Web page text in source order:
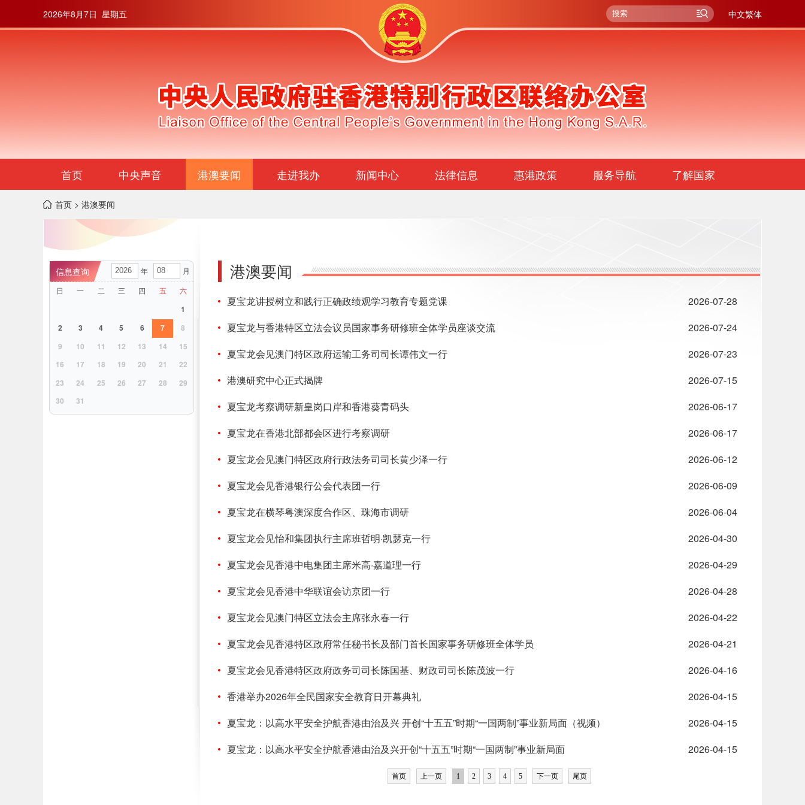
2026年8月7日 星期五 中文繁体
首页 中央声音 港澳要闻 走进我办 新闻中心 法律信息 惠港政策 服务导航 了解国家
首页 > 港澳要闻
年
月
日
一 二 三 四 五 六
1
2
3 4 5 6 7
8
9
10 11 12 13 14
15
16
17 18 19 20 21
22
23
24 25 26 27 28
29
30
31
港澳要闻
夏宝龙讲授树立和践行正确政绩观学习教育专题党课
2026-07-28
夏宝龙与香港特区立法会议员国家事务研修班全体学员座谈交流
2026-07-24
夏宝龙会见澳门特区政府运输工务司司长谭伟文一行
2026-07-23
港澳研究中心正式揭牌
2026-07-15
夏宝龙考察调研新皇岗口岸和香港葵青码头
2026-06-17
夏宝龙在香港北部都会区进行考察调研
2026-06-17
夏宝龙会见澳门特区政府行政法务司司长黄少泽一行
2026-06-12
夏宝龙会见香港银行公会代表团一行
2026-06-09
夏宝龙在横琴粤澳深度合作区、珠海市调研
2026-06-04
夏宝龙会见怡和集团执行主席班哲明·凯瑟克一行
2026-04-30
夏宝龙会见香港中电集团主席米高·嘉道理一行
2026-04-29
夏宝龙会见香港中华联谊会访京团一行
2026-04-28
夏宝龙会见澳门特区立法会主席张永春一行
2026-04-22
夏宝龙会见香港特区政府常任秘书长及部门首长国家事务研修班全体学员
2026-04-21
夏宝龙会见香港特区政府政务司司长陈国基、财政司司长陈茂波一行
2026-04-16
香港举办2026年全民国家安全教育日开幕典礼
2026-04-15
夏宝龙：以高水平安全护航香港由治及兴 开创“十五五”时期“一国两制”事业新局面（视频）
2026-04-15
夏宝龙：以高水平安全护航香港由治及兴开创“十五五”时期“一国两制”事业新局面
2026-04-15
首页 上一页 1 2 3 4 5 下一页 尾页